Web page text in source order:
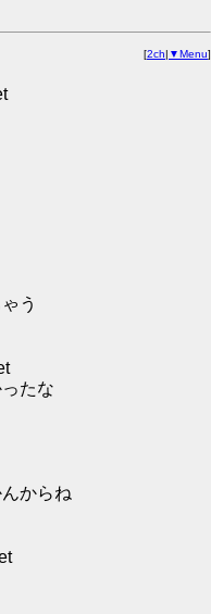
[2ch| ▼Menu]
う
たな
からね